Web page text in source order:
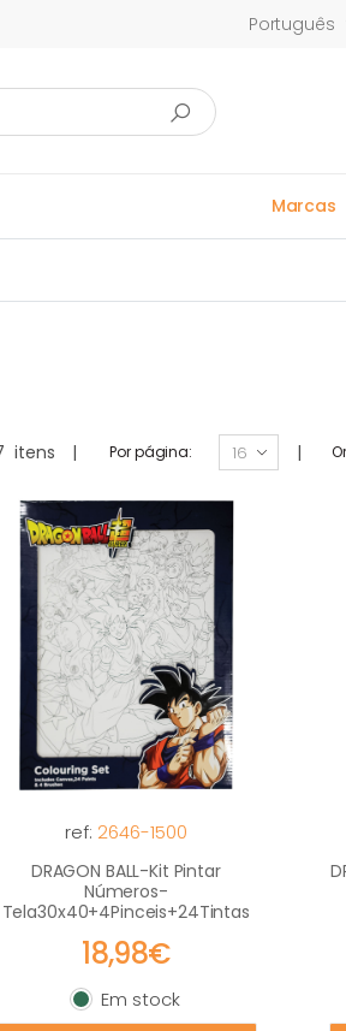
Português
Marcas
itens | Por página: |
ref: 2646-1500
DRAGON BALL-Kit Pintar
Números-
Tela30x40+4Pinceis+24Tintas
18,98€
Em stock
Em stock